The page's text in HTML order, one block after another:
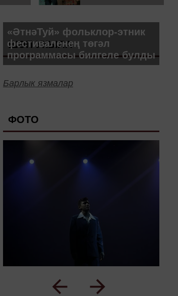
ШӘП УКЫЛА
«ӘтнәТуй» фольклор-этник
фестиваленең төгәл
программасы билгеле булды
Барлык язмалар
ФОТО